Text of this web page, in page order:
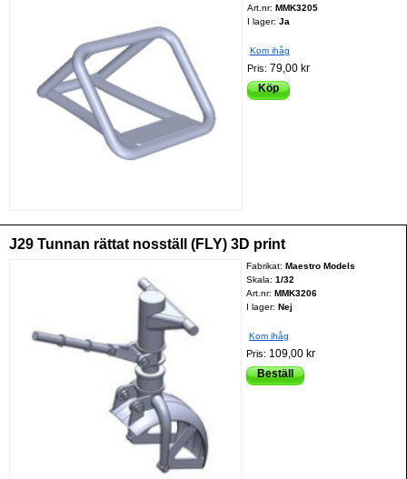
Art.nr: MMK3205
I lager: Ja
Kom ihåg
Pris: 79,00 kr
Köp
J29 Tunnan rättat nosställ (FLY) 3D print
Fabrikat:Maestro Models
Skala:1/32
Art.nr:MMK3206
I lager: Nej
Kom ihåg
Pris: 109,00 kr
Beställ